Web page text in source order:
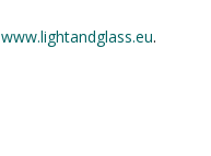
www.lightandglass.eu.